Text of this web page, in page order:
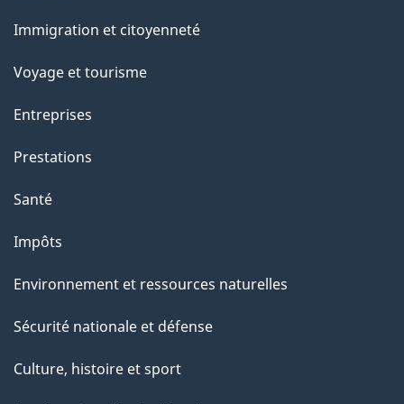
sujets
Immigration et citoyenneté
Voyage et tourisme
Entreprises
Prestations
Santé
Impôts
Environnement et ressources naturelles
Sécurité nationale et défense
Culture, histoire et sport